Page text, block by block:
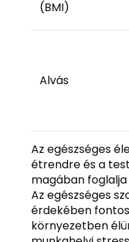
(BMI)
Alvás
Az egészséges
étrendre és a
magában
Az egészséges
érdekében
környezetben